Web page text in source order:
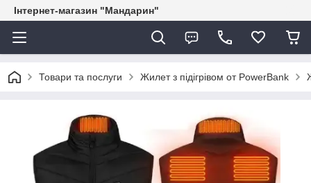
Інтернет-магазин "Мандарин"
Товари та послуги Жилет з підігрівом от PowerBank